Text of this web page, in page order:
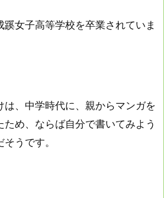
女子高等学校を卒業されていま
は、中学時代に、親からマンガを
め、ならば自分で書いてみよう
うです。